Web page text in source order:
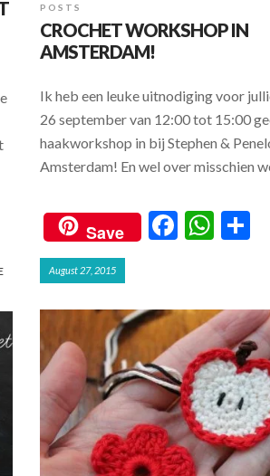
POSTS
CROCHET WORKSHOP IN
AMSTERDAM!
Ik heb een leuke uitnodiging voor
26 september van 12:00 tot 15:00
haakworkshop in bij Stephen &
Amsterdam! En wel over misschien
Save
F
b
o
o
k
W
s
A
p
p
e
August 27, 2015